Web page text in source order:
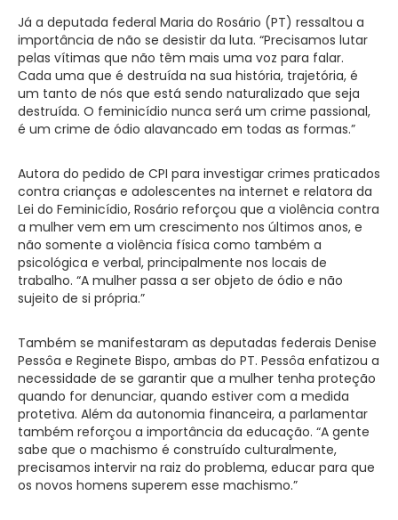
Já a deputada federal Maria do Rosário (PT) ressaltou a
importância de não se desistir da luta. “Precisamos lutar
pelas vítimas que não têm mais uma voz para falar.
Cada uma que é destruída na sua história, trajetória, é
um tanto de nós que está sendo naturalizado que seja
destruída. O feminicídio nunca será um crime passional,
é um crime de ódio alavancado em todas as formas.”
Autora do pedido de CPI para investigar crimes praticados
contra crianças e adolescentes na internet e relatora da
Lei do Feminicídio, Rosário reforçou que a violência contra
a mulher vem em um crescimento nos últimos anos, e
não somente a violência física como também a
psicológica e verbal, principalmente nos locais de
trabalho. “A mulher passa a ser objeto de ódio e não
sujeito de si própria.”
Também se manifestaram as deputadas federais Denise
Pessôa e Reginete Bispo, ambas do PT. Pessôa enfatizou a
necessidade de se garantir que a mulher tenha proteção
quando for denunciar, quando estiver com a medida
protetiva. Além da autonomia financeira, a parlamentar
também reforçou a importância da educação. “A gente
sabe que o machismo é construído culturalmente,
precisamos intervir na raiz do problema, educar para que
os novos homens superem esse machismo.”